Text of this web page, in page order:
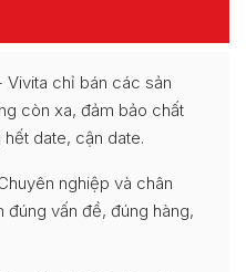
Vivita chỉ bán các sản
còn xa, đảm bảo chất
date, cận date.
nghiệp và chân
đúng vấn đề, đúng hàng,